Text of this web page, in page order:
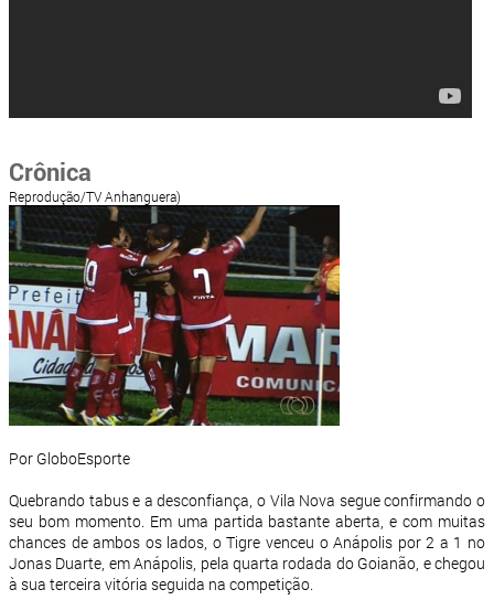
Crônica
Reprodução/TV Anhanguera)
Por GloboEsporte
Quebrando tabus e a desconfiança, o Vila Nova segue confirmando o
seu bom momento. Em uma partida bastante aberta, e com muitas
chances de ambos os lados, o Tigre venceu o Anápolis por 2 a 1 no
Jonas Duarte, em Anápolis, pela quarta rodada do Goianão, e chegou
à sua terceira vitória seguida na competição.